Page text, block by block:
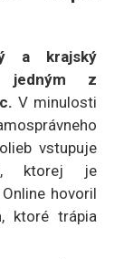
a krajský
jedným z
V minulosti
vstupuje
, ktorej je
hovoril
ktoré trápia